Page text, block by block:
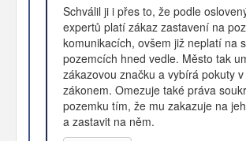
Schválil ji i přes to, že podle
expertů platí zákaz zastavení na
komunikacích, ovšem již neplatí na
pozemcích hned vedle. Město tak
zákazovou značku a vybírá pokuty
zákonem. Omezuje také práva
pozemku tím, že mu zakazuje na
a zastavit na něm.